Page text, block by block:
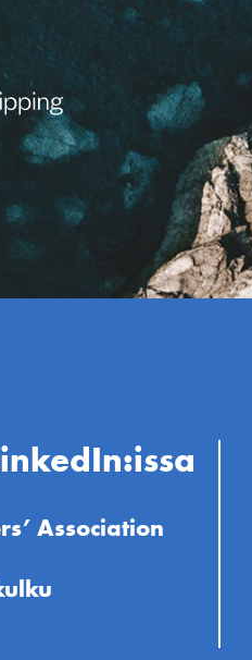
Association